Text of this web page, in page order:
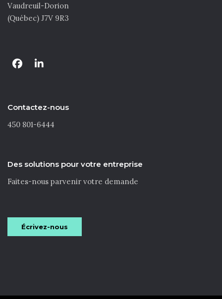
Vaudreuil-Dorion
(Québec) J7V 9R3
Contactez-nous
450 801-6444
Des solutions pour votre entreprise
Faites-nous parvenir votre demande
Écrivez-nous